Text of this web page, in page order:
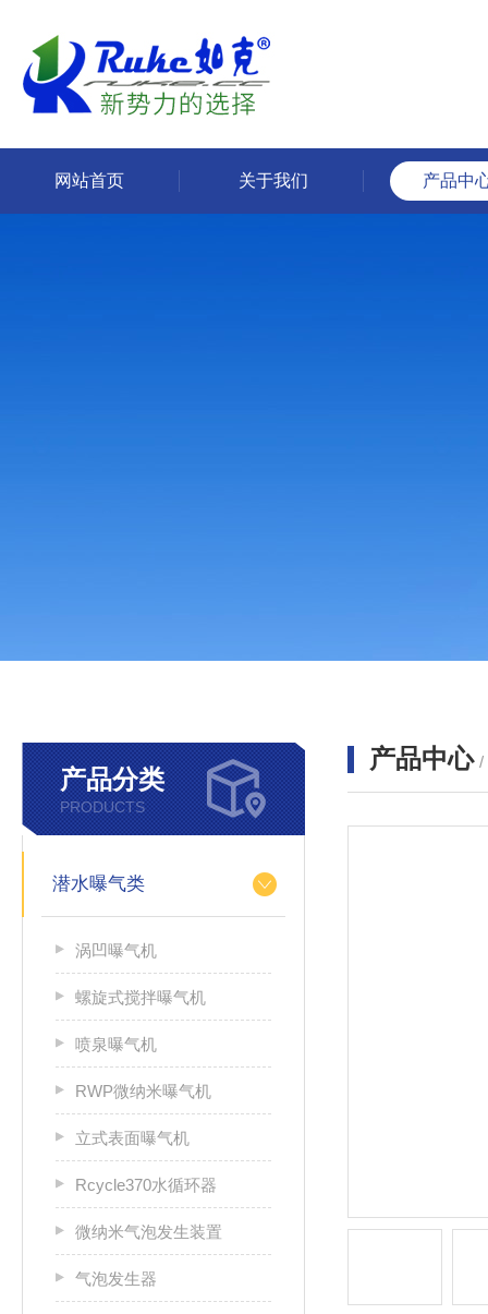
网站首页 关于我们 产品中
产品分类
PRODUCTS
潜水曝气类
涡凹曝气机
螺旋式搅拌曝气机
喷泉曝气机
RWP微纳米曝气机
立式表面曝气机
Rcycle370水循环器
微纳米气泡发生装置
气泡发生器
产品中心 /